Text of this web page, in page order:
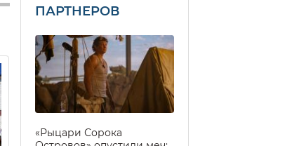
ПАРТНЕРОВ
«Рыцари Сорока